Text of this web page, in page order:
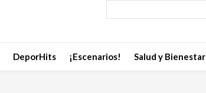
DeporHits ¡Escenarios! Salud y Bienestar